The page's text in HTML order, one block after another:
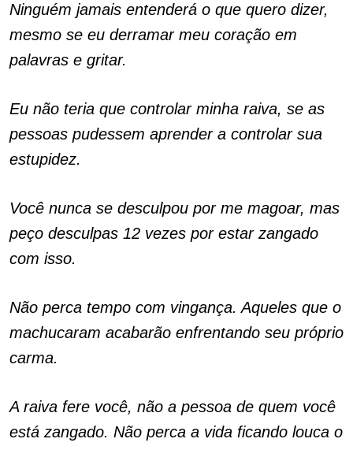
Ninguém jamais entenderá o que quero dizer,
mesmo se eu derramar meu coração em
palavras e gritar.
Eu não teria que controlar minha raiva, se as
pessoas pudessem aprender a controlar sua
estupidez.
Você nunca se desculpou por me magoar, mas
peço desculpas 12 vezes por estar zangado
com isso.
Não perca tempo com vingança. Aqueles que o
machucaram acabarão enfrentando seu próprio
carma.
A raiva fere você, não a pessoa de quem você
está zangado. Não perca a vida ficando louca o